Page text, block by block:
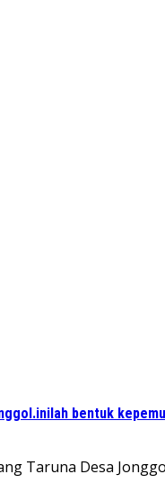
bentuk
Taruna Desa